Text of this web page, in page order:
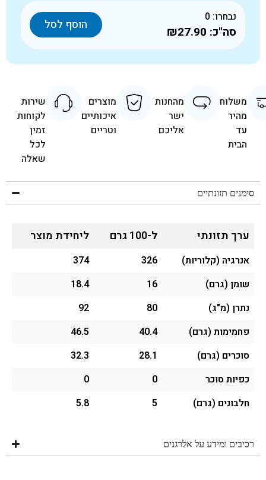
נבחרו: 0
סה"כ: ₪27.90 הוסף לסל
משלוח
מהיר
עד
הבית
מהחנות
ישר
אליכם
מוצרים
איכותיים
וטריים
שירות
לקוחות
זמין
לכל
שאלה
סימנים תזונתיים
ערך תזונתי ל-100 גרם ליחידת מוצר
אנרגיה (קלוריות) 326
374
שומן (גרם)
16
18.4
נתרן (מ"ג)
80
92
פחמימות (גרם)
40.4
46.5
סוכרים (גרם)
28.1
32.3
כפיות סוכר
0
0
חלבונים (גרם)
5
5.8
רכיבים ומידע על אלרגנים